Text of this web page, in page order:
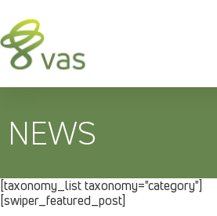
NEWS
[taxonomy_list taxonomy="category"]
[swiper_featured_post]